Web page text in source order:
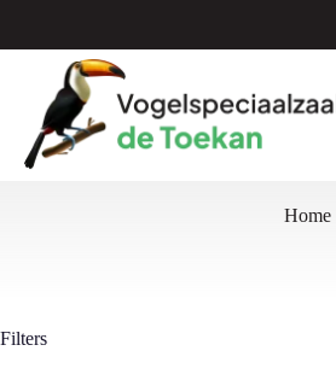
de
Home
Filters